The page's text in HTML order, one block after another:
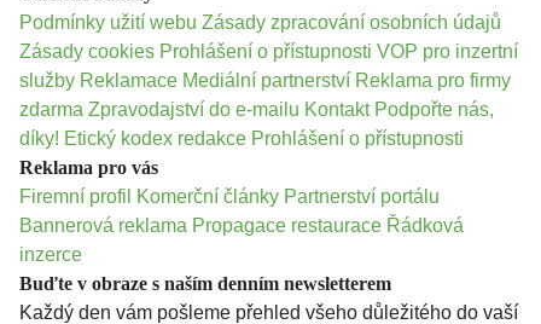
Podmínky užití webu Zásady zpracování osobních údajů
Zásady cookies Prohlášení o přístupnosti VOP pro inzertní
služby Reklamace Mediální partnerství Reklama pro firmy
zdarma Zpravodajství do e-mailu Kontakt Podpořte nás,
díky! Etický kodex redakce Prohlášení o přístupnosti
Reklama pro vás
Firemní profil
Komerční články Partnerství portálu
Bannerová reklama Propagace restaurace Řádková
inzerce
Buďte v obraze s naším denním newsletterem
Každý den vám pošleme přehled všeho důležitého do vaší